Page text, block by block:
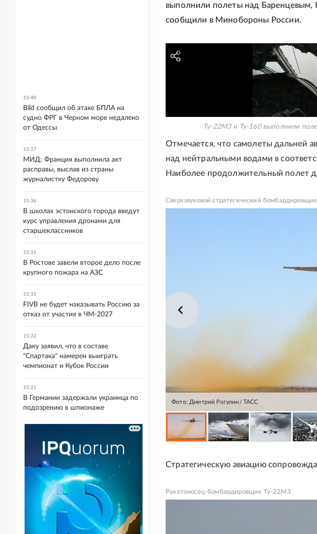
выполнили полеты над
сообщили в Минобороны России.
Ту-22М3 и Ту-160 выполнили
Отмечается, что самолеты дальней
над нейтральными водами в
Наиболее продолжительный полет
Сверхзвуковой стратегический
Фото: Дмитрий Рогулин/ ТАСС
Стратегическую авиацию
Ракетоносец-бомбардировщик Ту-22М3
15:40
Bild сообщил об атаке БПЛА на
судно ФРГ в Черном море недалеко
от Одессы
15:37
МИД: Франция выполнила акт
расправы, выслав из страны
журналистку Федорову
15:36
В школах эстонского города введут
курс управления дронами для
старшеклассников
15:31
В Ростове завели второе дело после
крупного пожара на АЗС
15:31
FIVB не будет наказывать Россию за
отказ от участия в ЧМ-2027
15:22
Даку заявил, что в составе
"Спартака" намерен выиграть
чемпионат и Кубок России
15:21
В Германии задержали украинца по
подозрению в шпионаже